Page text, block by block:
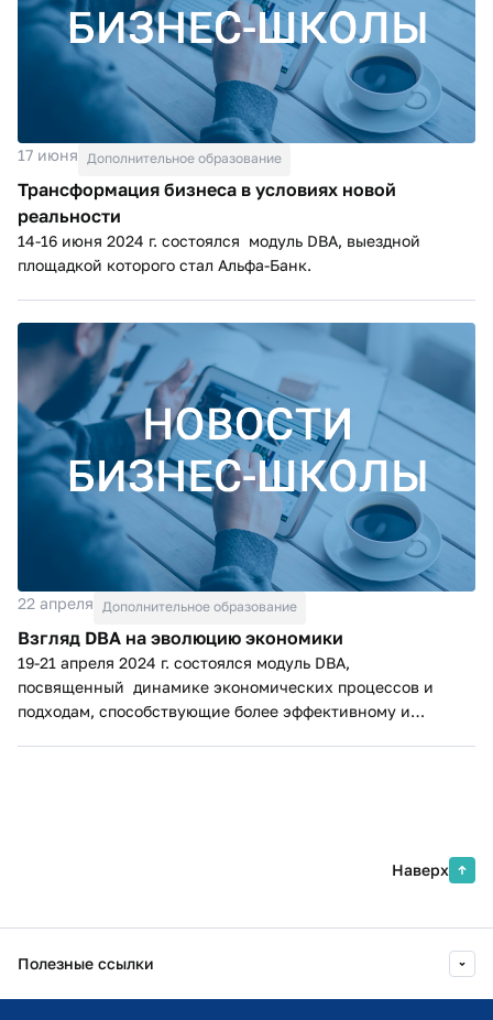
17 июня Дополнительное образование
Трансформация бизнеса в условиях новой
реальности
14-16 июня 2024 г. состоялся модуль DBA, выездной
площадкой которого стал Альфа-Банк.
22 апреля Дополнительное образование
Взгляд DBA на эволюцию экономики
19-21 апреля 2024 г. состоялся модуль DBA,
посвященный динамике экономических процессов и
подходам, способствующие более эффективному и
Наверх
Полезные ссылки